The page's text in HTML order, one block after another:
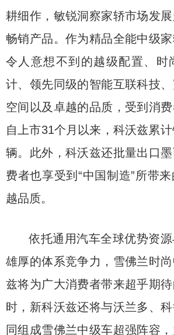
耕细作，敏锐洞察家轿市场发
畅销产品。作为精品全能中级
令人意想不到的越级配置、时
计、领先同级的智能互联科技
空间以及卓越的品质，受到消费
自上市31个月以来，科沃兹累
辆。此外，科沃兹还批量出口
费者也享受到“中国制造”所带
越品质。
依托通用汽车全球优势资
雄厚的体系竞争力，雪佛兰时
兹将为广大消费者带来超乎期
时，新科沃兹还将与沃兰多、
同组成雪佛兰中级车超强阵容